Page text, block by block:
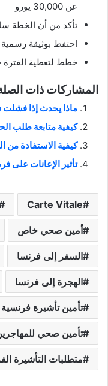
عن 30,000 يورو
تأكد من أن الخطة
احتفظ بوثيقة رسمية
خطط لتغطية الفترة
المشاركات ذات
ماذا يحدث إذا فشلت
كيفية متابعة طلب
كيفية الاستفادة
تأثير الإعانات
Carte Vitale
أمين صحي خاص
السفر إلى فرنسا
الهجرة إلى فرنسا
تأمين تأشيرة فرنسية
تأمين صحي
متطلبات التأشيرة